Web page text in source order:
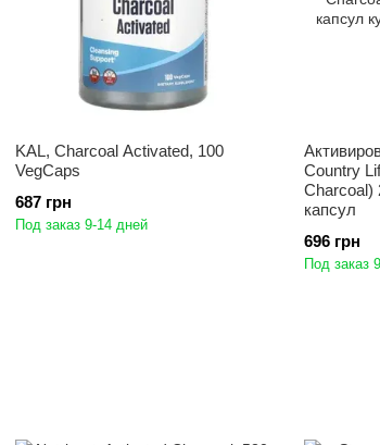
KAL, Charcoal Activated, 100
VegCaps
687 грн
Под заказ 9-14 дней
Country
Charcoal)
капсул
696 грн
Под заказ